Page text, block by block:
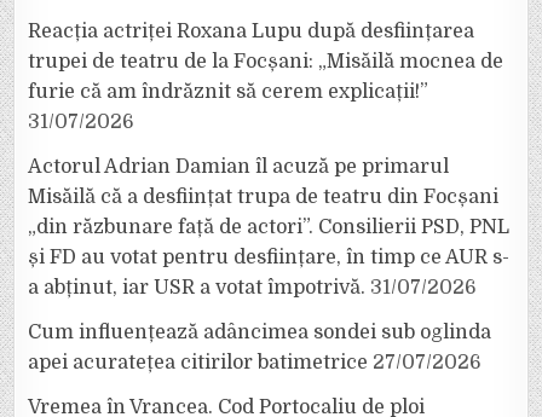
Reacția actriței Roxana Lupu după desființarea
trupei de teatru de la Focșani: „Misăilă mocnea de
furie că am îndrăznit să cerem explicații!”
31/07/2026
Actorul Adrian Damian îl acuză pe primarul
Misăilă că a desființat trupa de teatru din Focșani
„din răzbunare față de actori”. Consilierii PSD, PNL
și FD au votat pentru desființare, în timp ce AUR s-
a abținut, iar USR a votat împotrivă. 31/07/2026
Cum influențează adâncimea sondei sub oglinda
apei acuratețea citirilor batimetrice 27/07/2026
Vremea în Vrancea. Cod Portocaliu de ploi